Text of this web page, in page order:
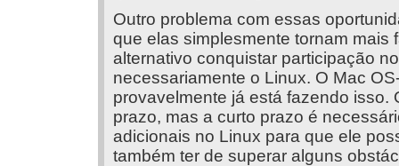
Outro problema com essas
que elas simplesmente tornam mais
alternativo conquistar participação
necessariamente o Linux. O Mac
provavelmente já está fazendo isso.
prazo, mas a curto prazo é
adicionais no Linux para que ele
também ter de superar alguns